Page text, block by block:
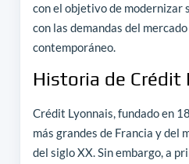
con el objetivo de modernizar
con las demandas del
contemporáneo.
Historia de Crédit
Crédit Lyonnais, fundado en
más grandes de Francia y del
del siglo XX. Sin embargo, a